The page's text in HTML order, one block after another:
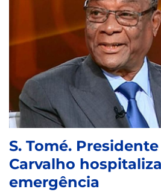
S. Tomé.
Carvalho
emergência